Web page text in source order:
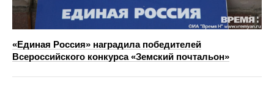
«Единая Россия» наградила победителей
Всероссийского конкурса «Земский почтальон»